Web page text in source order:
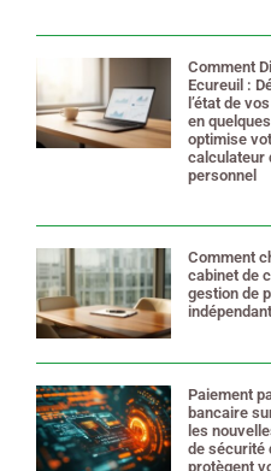
Comment
Ecureuil :
l’état de
en
optimise
calculateur
personnel
Comment
cabinet de
gestion de
indépendant
Paiement
bancaire
les
de sécurité
protègent